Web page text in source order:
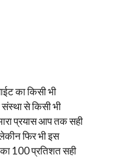
का किसी भी
संस्था से किसी भी
प्रयास आप तक सही
फिर भी इस
100 प्रतिशत सही